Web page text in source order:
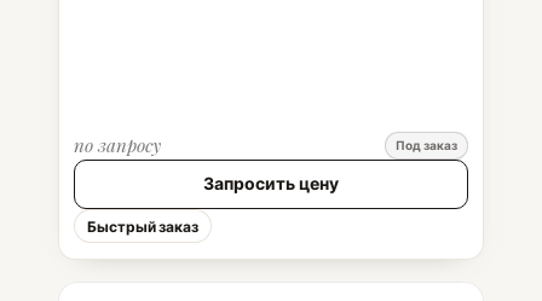
по запросу Под заказ
Запросить цену
Быстрый заказ